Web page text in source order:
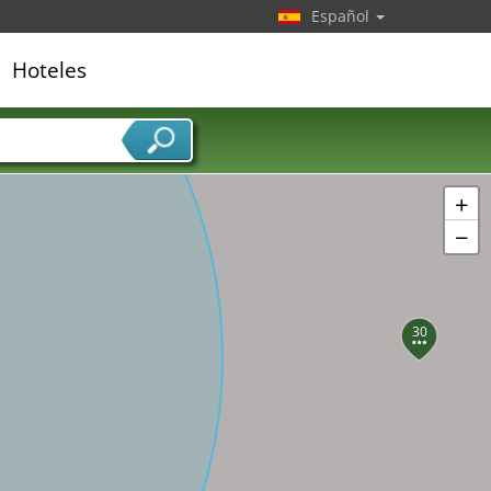
30
+
−
Español
Hoteles
de servicios